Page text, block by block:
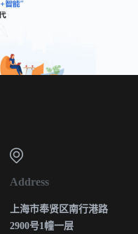
Address
上海市奉贤区南行港路
2900号1幢一层